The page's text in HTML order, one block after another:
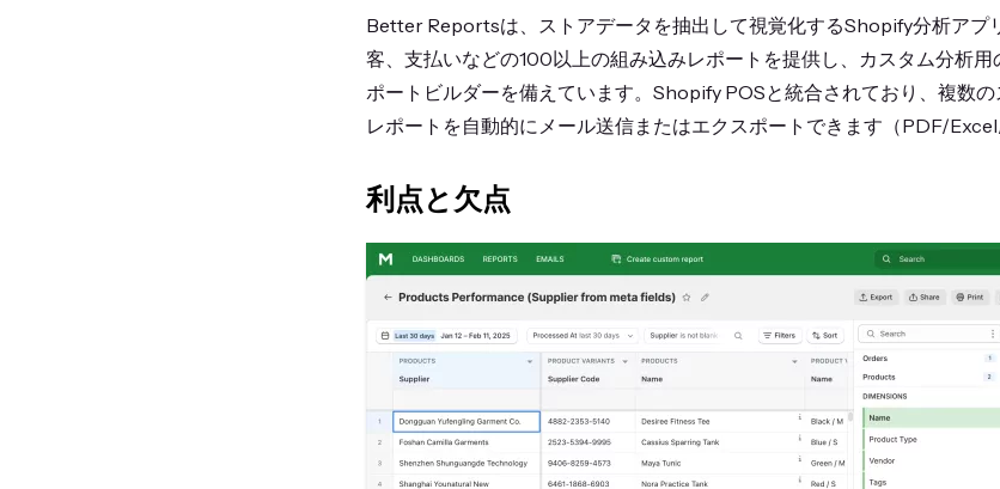
Better Reportsは、ストアデータを抽出して視覚化するShopify分析アプ
客、支払いなどの100以上の組み込みレポートを提供し、カスタム分析
ポートビルダーを備えています。Shopify POSと統合されており、複数の
レポートを自動的にメール送信またはエクスポートできます（PDF/
利点と欠点